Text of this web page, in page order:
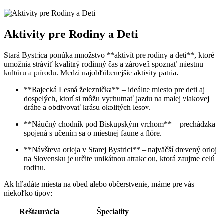
Aktivity pre Rodiny a Deti
Stará Bystrica ponúka množstvo **aktivít pre rodiny a deti**, ktoré
umožnia stráviť kvalitný rodinný čas a zároveň spoznať miestnu
kultúru a prírodu. Medzi najobľúbenejšie aktivity patria:
**Rajecká Lesná železnička** – ideálne miesto pre deti aj
dospelých, ktorí si môžu vychutnať jazdu na malej vlakovej
dráhe a obdivovať krásu okolitých lesov.
**Náučný chodník pod Biskupským vrchom** – prechádzka
spojená s učením sa o miestnej faune a flóre.
**Návšteva orloja v Starej Bystrici** – najväčší drevený orloj
na Slovensku je určite unikátnou atrakciou, ktorá zaujme celú
rodinu.
Ak hľadáte miesta na obed alebo občerstvenie, máme pre vás
niekoľko tipov:
Reštaurácia
Špeciality